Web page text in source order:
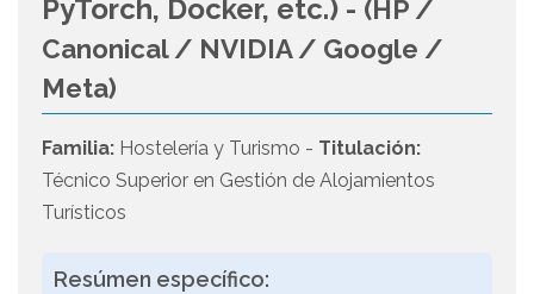
PyTorch, Docker, etc.) - (HP /
Canonical / NVIDIA / Google /
Meta)
Familia: Hostelería y Turismo - Titulación:
Técnico Superior en Gestión de Alojamientos
Turísticos
Resúmen específico: